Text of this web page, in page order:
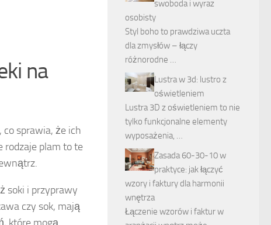
na
co sprawia, że ich
rodzaje plam to te
soki i przyprawy
czy sok, mają
swoboda i wyraz
osobisty
Styl boho to prawdziwa uczta
dla zmysłów – łączy
różnorodne …
Lustra w 3d: lustro z
oświetleniem
Lustra 3D z oświetleniem to nie
tylko funkcjonalne elementy
wyposażenia, …
Zasada 60-30-10 w
praktyce: jak łączyć
wzory i faktury dla harmonii
wnętrza
Łączenie wzorów i faktur w